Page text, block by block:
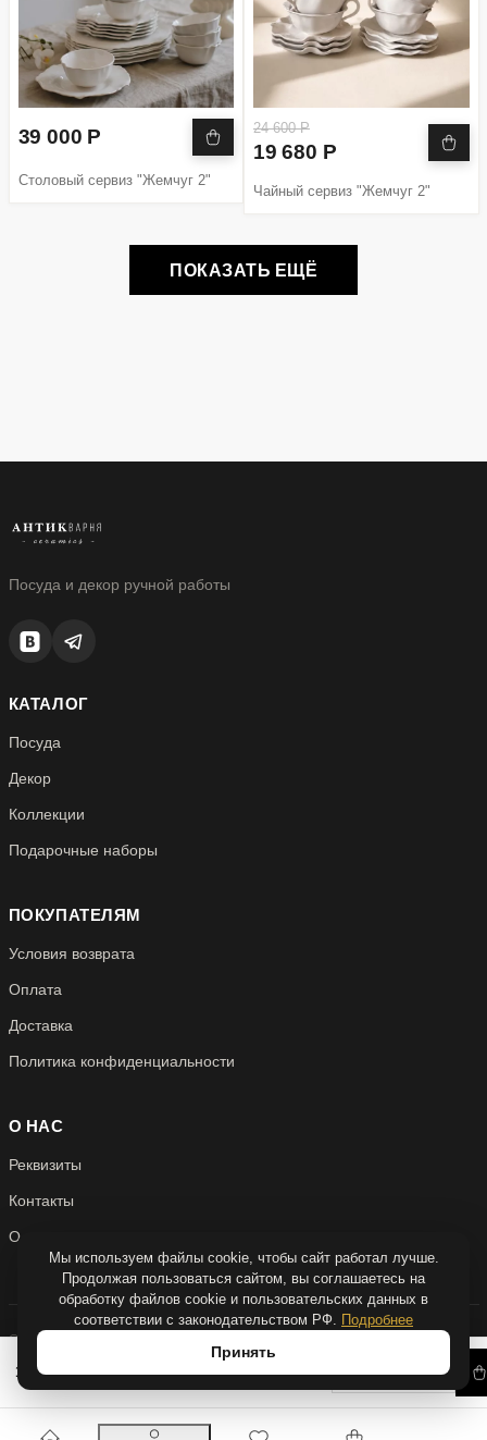
113 200 Р − +
39 000 Р
Столовый сервиз "Жемчуг 2"
24 600 Р
19 680 Р
Чайный сервиз "Жемчуг 2"
ПОКАЗАТЬ ЕЩЁ
Посуда и декор ручной работы
КАТАЛОГ
Посуда
Декор
Коллекции
Подарочные наборы
ПОКУПАТЕЛЯМ
Условия возврата
Оплата
Доставка
Политика конфиденциальности
О НАС
Реквизиты
Контакты
О нас
© 2026 Антикварня
Над сайтом работали
quadruple.dev
Мы используем файлы cookie, чтобы сайт работал лучше.
Продолжая пользоваться сайтом, вы соглашаетесь на
обработку файлов cookie и пользовательских данных в
соответствии с законодательством РФ. Подробнее
Принять